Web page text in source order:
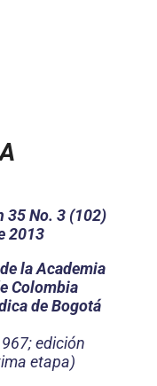
35 No. 3 (102)
2013
la Academia
Colombia
de Bogotá
edición
etapa)